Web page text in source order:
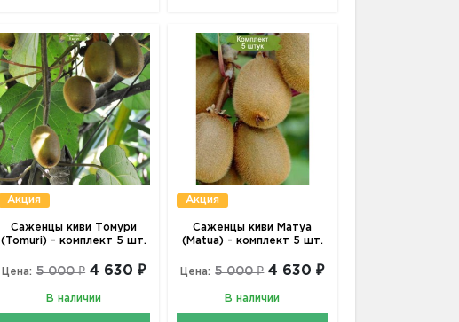
Акция
Саженцы киви Томури
(Tomuri) - комплект 5 шт.
Цена: 5 000 ₽ 4 630 ₽
В наличии
Акция
Саженцы киви Матуа
(Matua) - комплект 5 шт.
Цена: 5 000 ₽ 4 630 ₽
В наличии